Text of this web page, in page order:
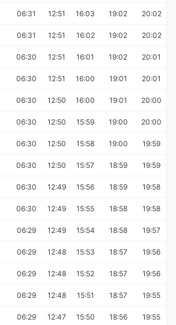
06:31 12:51 16:03 19:02 20:02
06:31 12:51 16:02 19:02 20:02
06:30 12:51 16:01 19:02 20:01
06:30 12:51 16:00 19:01 20:01
06:30 12:50 16:00 19:01 20:00
06:30 12:50 15:59 19:00 20:00
06:30 12:50 15:58 19:00 19:59
06:30 12:50 15:57 18:59 19:59
06:30 12:49 15:56 18:59 19:58
06:30 12:49 15:55 18:58 19:58
06:29 12:49 15:54 18:58 19:57
06:29 12:48 15:53 18:57 19:56
06:29 12:48 15:52 18:57 19:56
06:29 12:48 15:51 18:57 19:55
06:29 12:47 15:50 18:56 19:55